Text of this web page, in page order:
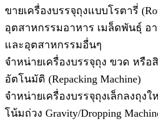
ขายเครื่องบรรจุถุงแบบโรตารี่
อุตสาหกรรมอาหาร เมล็ดพันธุ์ อ
และอุตสาหกรรมอื่นๆ
จำหน่ายเครื่องบรรจุถุง ขวด หรือ
อัตโนมัติ (Repacking Machine)
จำหน่ายเครื่องบรรจุถุงเล็กลงถุง
โน้มถ่วง Gravity/Dropping